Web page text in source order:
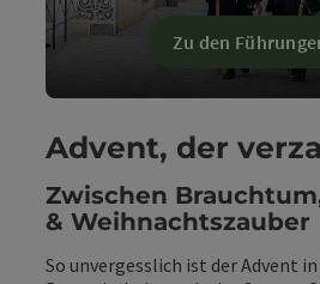
Zu den
Advent, der
Zwischen
& Weihnachtszauber
So unvergesslich ist der Advent